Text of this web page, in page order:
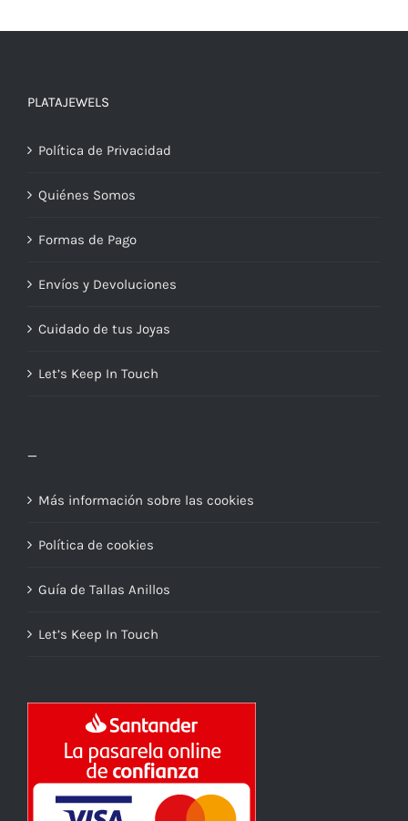
PLATAJEWELS
Política de Privacidad
Quiénes Somos
Formas de Pago
Envíos y Devoluciones
Cuidado de tus Joyas
Let’s Keep In Touch
_
Más información sobre las cookies
Política de cookies
Guía de Tallas Anillos
Let’s Keep In Touch